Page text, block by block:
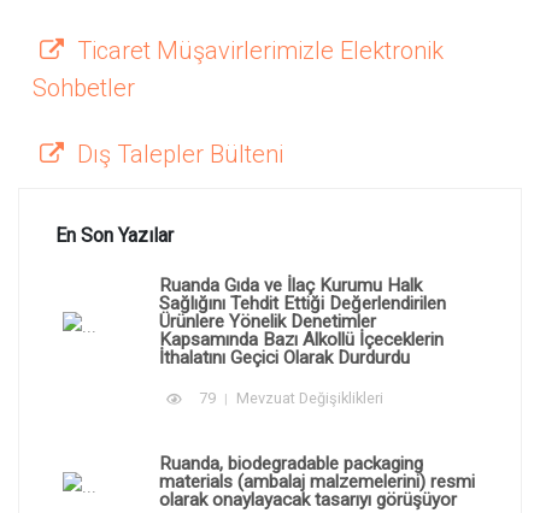
Ticaret Müşavirlerimizle Elektronik
Sohbetler
Dış Talepler Bülteni
En Son Yazılar
Ruanda Gıda ve İlaç Kurumu Halk
Sağlığını Tehdit Ettiği Değerlendirilen
Ürünlere Yönelik Denetimler
Kapsamında Bazı Alkollü İçeceklerin
İthalatını Geçici Olarak Durdurdu
79 Mevzuat Değişiklikleri
Ruanda, biodegradable packaging
materials (ambalaj malzemelerini) resmi
olarak onaylayacak tasarıyı görüşüyor